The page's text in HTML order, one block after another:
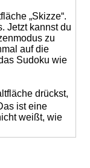
„Skizze“.
Jetzt kannst du
zu
auf die
Sudoku wie
drückst,
ist eine
weißt, wie